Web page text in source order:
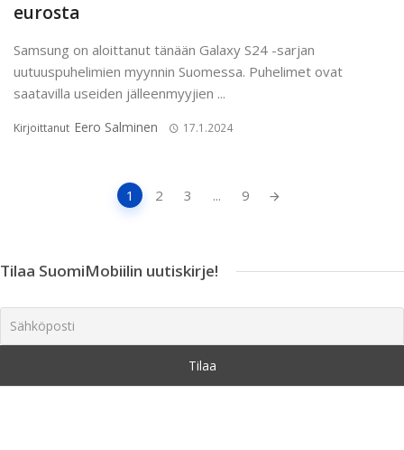
eurosta
Samsung on aloittanut tänään Galaxy S24 -sarjan
uutuuspuhelimien myynnin Suomessa. Puhelimet ovat
saatavilla useiden jälleenmyyjien ...
Kirjoittanut Eero Salminen 17.1.2024
1 2 3 ... 9
Tilaa SuomiMobiilin uutiskirje!